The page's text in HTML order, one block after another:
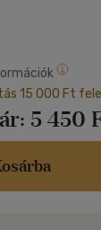
a térség
tervezett
hetilap is azt
szemben
magában
megoldást.
hogy
15 000 Ft
5 450